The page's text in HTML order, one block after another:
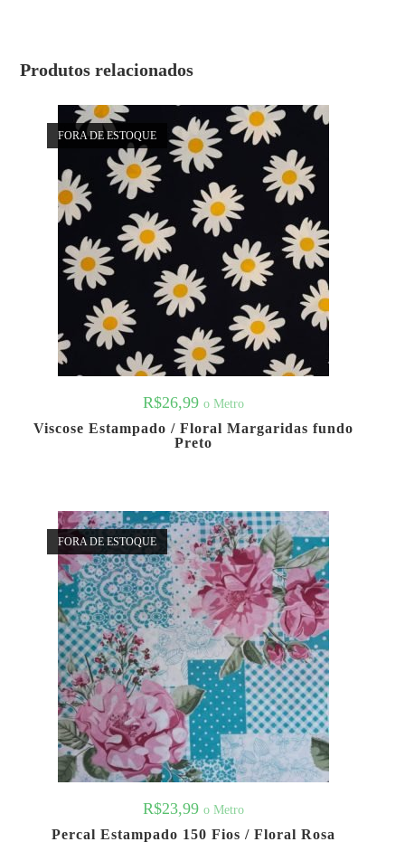
Produtos relacionados
FORA DE ESTOQUE
R$26,99 o Metro
Viscose Estampado / Floral Margaridas fundo
Preto
FORA DE ESTOQUE
R$23,99 o Metro
Percal Estampado 150 Fios / Floral Rosa